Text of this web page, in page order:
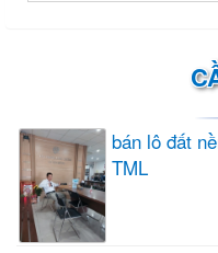
bán lô đất
TML